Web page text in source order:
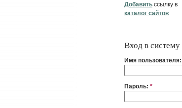
Добавить ссылку в
каталог сайтов
Вход в систему
Имя пользователя:
Пароль: *